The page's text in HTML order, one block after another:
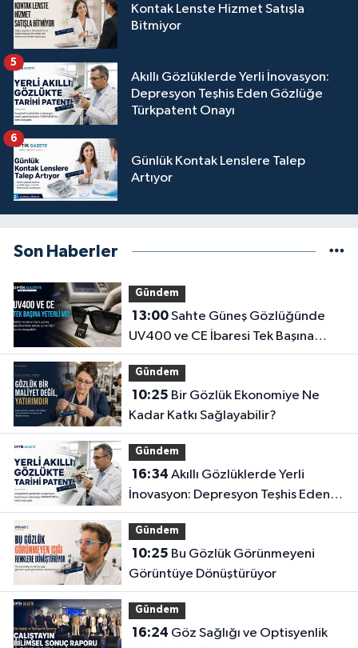
Kontak Lenste Hizmet Satışla
Bitmiyor
Akıllı Gözlüklerde Yerli İnovasyon:
Depresyon Teşhis Eden Gözlüğe
Türkpatent Onayı
5
Günlük Kontak Lenslere Talep
Artıyor
6
Son Haberler
Gündem
13:00Sahte Güneş Gözlüğünde
UV400 ve CE İbaresi Tek Başına
Yeterli mi?
Gündem
10:25
Kadar Katkı Sağlayabilir?
Gündem
16:34
İnovasyon: Depresyon Teşhis Eden
Gözlüğe Türkpatent Onayı
Gündem
10:25
Görüntüye Dönüştürüyor
Gündem
16:24